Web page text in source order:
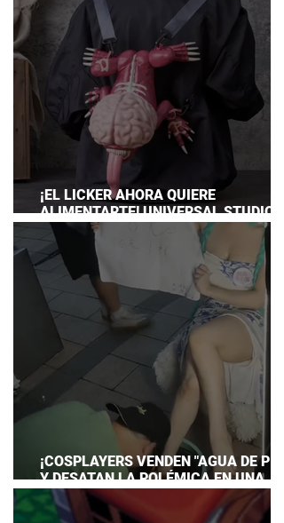
¡EL LICKER AHORA QUIERE
ALIMENTARTE! UNIVERSAL STUDIOS
JAPAN PRESENTA SU TERRORÍFICA
COLECCIÓN DE RESIDENT EVIL
¡COSPLAYERS VENDEN "AGUA DE
Y DESATAN LA POLÉMICA EN UNA
CONVENCIÓN DE ANIME!